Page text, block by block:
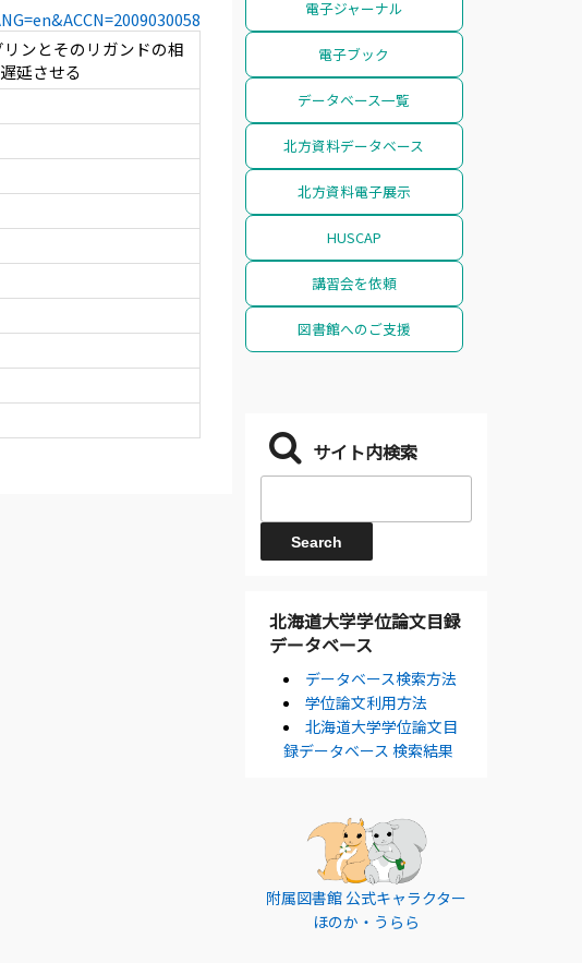
ンとそのリガンドの相
延させる
電子ジャーナル
電子ブック
データベース一覧
北方資料データベース
北方資料電子展示
HUSCAP
講習会を依頼
図書館へのご支援
サイト内検索
北海道大学学位論文目録
データベース
データベース検索方法
学位論文利用方法
北海道大学学位論文目
録データベース 検索結果
附属図書館 公式キャラクター
ほのか・うらら